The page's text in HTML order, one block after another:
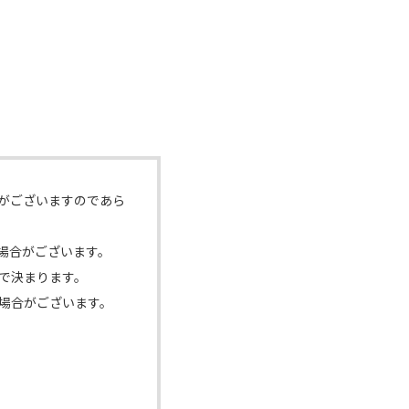
ございますのであら
がございます。
まります。
がございます。